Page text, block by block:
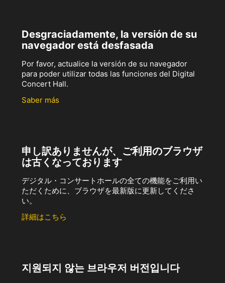
Desgraciadamente, la versión de su
navegador está desfasada
Por favor, actualice la versión de su navegador
para poder utilizar todas las funciones del Digital
Concert Hall.
Saber más
申し訳ありませんが、ご利用のブラウザ
は古くなっております
デジタル・コンサートホールの全ての機能をご利用い
ただくために、ブラウザを最新版に更新してくださ
い。
詳細はこちら
지원되지 않는 브라우저 버전입니다